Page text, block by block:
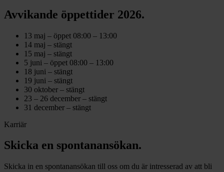
Avvikande öppettider 2026.
13 maj – öppet 08:00 – 13:00
14 maj – stängt
15 maj – stängt
5 juni – öppet 08:00 – 13:00
18 juni – stängt
19 juni – stängt
30 oktober – stängt
23 – 26 december – stängt
31 december – stängt
Karriär
Skicka en spontanansökan.
Skicka in en spontanansökan till oss om du är intresserad av att bli